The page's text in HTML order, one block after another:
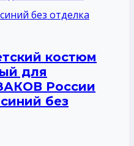
костюм
для
России
без